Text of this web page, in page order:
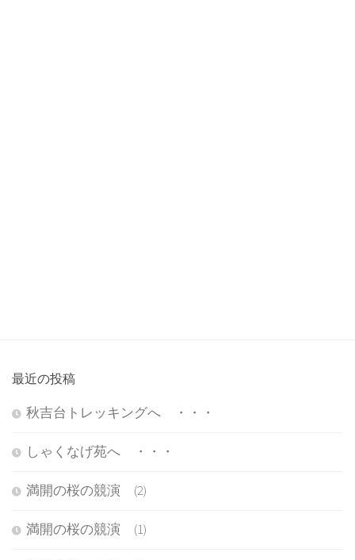
最近の投稿
秋吉台トレッキングへ ・・・
しゃくなげ苑へ ・・・
満開の桜の競演 (2)
満開の桜の競演 (1)